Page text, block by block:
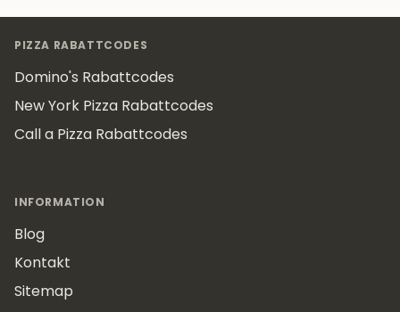
PIZZA RABATTCODES
Domino's Rabattcodes
New York Pizza Rabattcodes
Call a Pizza Rabattcodes
INFORMATION
Blog
Kontakt
Sitemap